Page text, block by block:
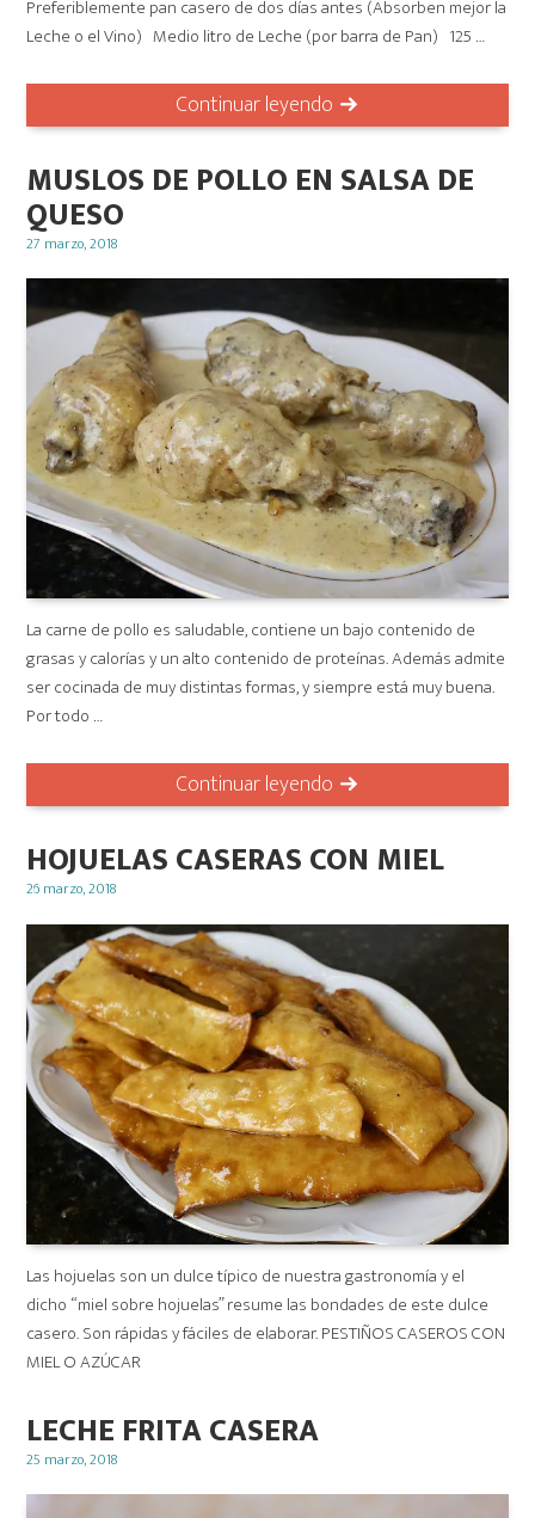
Preferiblemente pan casero de dos días antes (Absorben mejor la
Leche o el Vino) Medio litro de Leche (por barra de Pan) 125 …
Continuar leyendo
MUSLOS DE POLLO EN SALSA DE
QUESO
Posted
27 marzo, 2018
La carne de pollo es saludable, contiene un bajo contenido de
grasas y calorías y un alto contenido de proteínas. Además admite
ser cocinada de muy distintas formas, y siempre está muy buena.
Por todo …
Continuar leyendo
HOJUELAS CASERAS CON MIEL
Posted
26 marzo, 2018
Las hojuelas son un dulce típico de nuestra gastronomía y el
dicho “miel sobre hojuelas” resume las bondades de este dulce
casero. Son rápidas y fáciles de elaborar. PESTIÑOS CASEROS CON
MIEL O AZÚCAR
LECHE FRITA CASERA
Posted
25 marzo, 2018